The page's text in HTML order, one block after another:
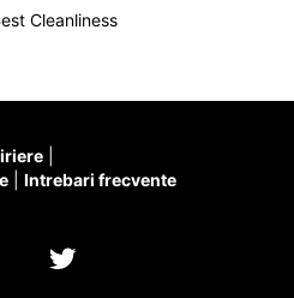
Cleanliness
Intrebari frecvente